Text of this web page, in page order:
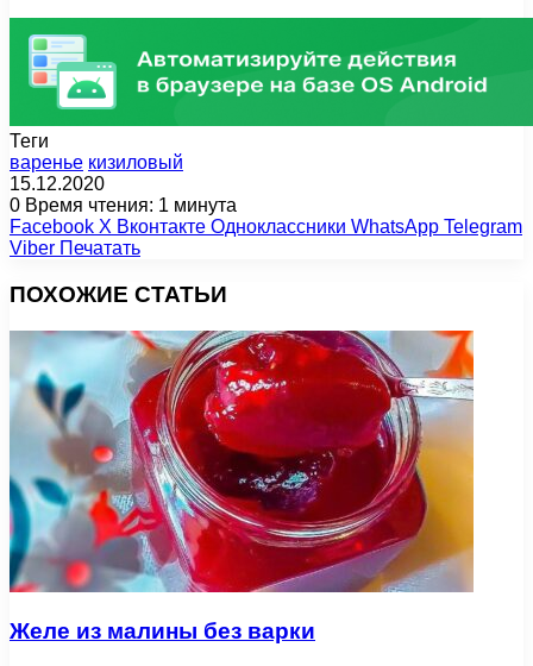
Теги
варенье кизиловый
15.12.2020
0 Время чтения: 1 минута
Facebook X Вконтакте Одноклассники WhatsApp Telegram
Viber Печатать
ПОХОЖИЕ СТАТЬИ
Желе из малины без варки